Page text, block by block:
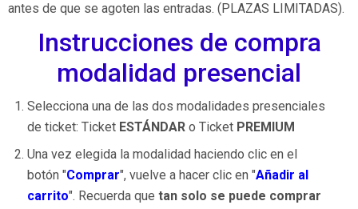
antes de que se agoten las entradas. (PLAZAS LIMITADAS).
Instrucciones de compra
modalidad presencial
Selecciona una de las dos modalidades presenciales
de ticket: Ticket ESTÁNDAR o Ticket PREMIUM
Una vez elegida la modalidad haciendo clic en el
botón "Comprar", vuelve a hacer clic en "Añadir al
carrito". Recuerda que tan solo se puede comprar